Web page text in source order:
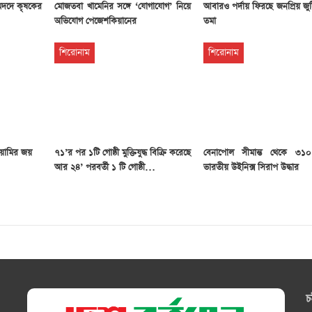
কৃষকের
মোজতবা খামেনির সঙ্গে ‘যোগাযোগ’ নিয়ে
অভিযোগ পেজেশকিয়ানের
আবারও পর্দায় ফিরছে জনপ্রিয়
তমা
জয়
শিরোনাম
৭১’র পর ১টি গোষ্ঠী মুক্তিযুদ্ধ বিক্রি করেছে
আর ২৪’ পরবর্তী ১ টি গোষ্ঠী…
শিরোনাম
বেনাপোল সীমান্ত থেকে
ভারতীয় উইনিক্স সিরাপ উদ্ধার